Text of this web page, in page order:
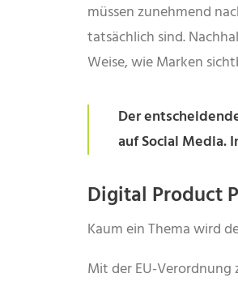
müssen zunehmend
tatsächlich sind.
Weise, wie Marken
Der
auf Social Media.
Digital Product
Kaum ein Thema wird
Mit der EU-